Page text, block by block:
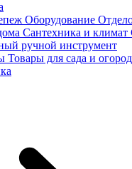
Оборудование
Сантехника и климат
ручной инструмент
Товары для сада и